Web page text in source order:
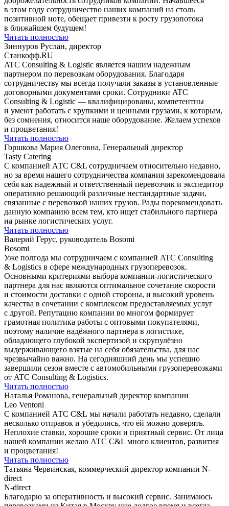
в этом году сотрудничество наших компаний на столь
позитивной ноте, обещает привезти к росту грузопотока
в ближайшем будущем!
Читать полностью
Зиннуров Руслан, директор
Станкофф.RU
ATC Consulting & Logistic является нашим надежным
партнером по перевозкам оборудования. Благодаря
сотрудничеству мы всегда получали заказы в установленные
договорными документами сроки. Сотрудники ATC
Consulting & Logistic — квалифицированы, компетентны
и умеют работать с хрупкими и ценными грузами, к которым,
без сомнения, относится наше оборудование. Желаем успехов
и процветания!
Читать полностью
Горшкова Мария Олеговна, Генеральный директор
Tasty Catering
С компанией АТС С&L сотрудничаем относительно недавно,
но за время нашего сотрудничества компания зарекомендовала
себя как надежный и ответственный перевозчик и экспедитор
оперативно решающий различные нестандартные задачи,
связанные с перевозкой наших грузов. Рады порекомендовать
данную компанию всем тем, кто ищет стабильного партнера
на рынке логистических услуг.
Читать полностью
Валерий Герус, руководитель Bosomi
Bosomi
Уже полгода мы сотрудничаем с компанией ATC Consulting
& Logistics в сфере международных грузоперевозок.
Основными критериями выбора компании-логистического
партнера для нас являются оптимальное сочетание скорости
и стоимости доставки с одной стороны, и высокий уровень
качества в сочетании с комплексом предоставляемых услуг
с другой. Репутацию компании во многом формирует
грамотная политика работы с оптовыми покупателями,
поэтому наличие надёжного партнера в логистике,
обладающего глубокой экспертизой и скрупулёзно
выдерживающего взятые на себя обязательства, для нас
чрезвычайно важно. На сегодняшний день мы успешно
завершили сезон вместе с автомобильными грузоперевозками
от ATC Consulting & Logistics.
Читать полностью
Наталья Романова, генеральный директор компании
Leo Ventoni
С компанией АТС C&L мы начали работать недавно, сделали
несколько отправок и убедились, что ей можно доверять.
Неплохие ставки, хорошие сроки и приятный сервис. От лица
нашей компании желаю АТС C&L много клиентов, развития
и процветания!
Читать полностью
Татьяна Червинская, коммерческий директор компании N-
direct
N-direct
Благодарю за оперативность и высокий сервис. Занимаюсь